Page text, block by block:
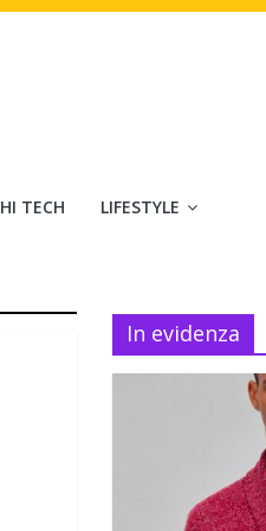
HI TECH LIFESTYLE
In evidenza